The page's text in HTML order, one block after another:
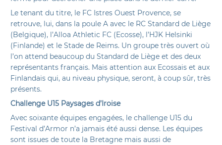
Le tenant du titre, le FC Istres Ouest Provence, se
retrouve, lui, dans la poule A avec le RC Standard de Liège
(Belgique), l’Alloa Athletic FC (Ecosse), l’HJK Helsinki
(Finlande) et le Stade de Reims. Un groupe très ouvert où
l’on attend beaucoup du Standard de Liège et des deux
représentants français. Mais attention aux Ecossais et aux
Finlandais qui, au niveau physique, seront, à coup sûr, très
présents.
Challenge U15 Paysages d’Iroise
Avec soixante équipes engagées, le challenge U15 du
Festival d’Armor n’a jamais été aussi dense. Les équipes
sont issues de toute la Bretagne mais aussi de